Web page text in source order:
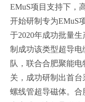
EMuS项目支持下，
开始研制专为EMuS
于2020年成功批量
制成功该类型超导电
队，联合合肥聚能
关，成功研制出首
螺线管超导磁体。合